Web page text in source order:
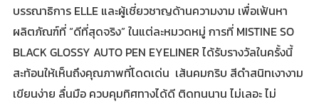
บรรณาธิการ ELLE และผู้เชี่ยวชาญด้านความงาม เพื่อเฟ้นหา
ผลิตภัณฑ์ที่ “ดีที่สุดจริง” ในแต่ละหมวดหมู่ การที่ MISTINE SO
BLACK GLOSSY AUTO PEN EYELINER ได้รับรางวัลในครั้งนี้
สะท้อนให้เห็นถึงคุณภาพที่โดดเด่น เส้นคมกริบ สีดำสนิทเงางาม
เขียนง่าย ลื่นมือ ควบคุมทิศทางได้ดี ติดทนนาน ไม่เลอะ ไม่